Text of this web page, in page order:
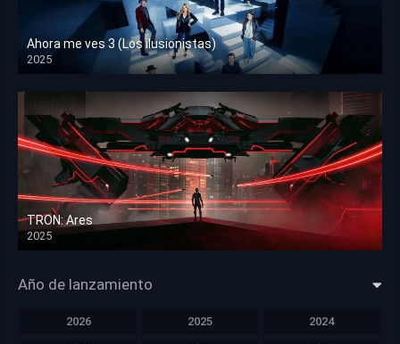
Ahora me ves 3 (Los ilusionistas)
2025
HD 1080p
TRON: Ares
2025
HD 1080p
Año de lanzamiento
2026 2025 2024